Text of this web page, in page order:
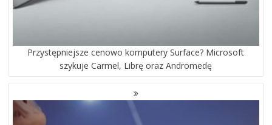
Przystępniejsze cenowo komputery Surface? Microsoft
szykuje Carmel, Librę oraz Andromedę